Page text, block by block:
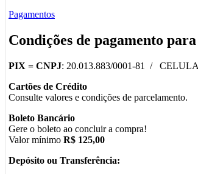
Pagamentos
Condições de pagamento
PIX = CNPJ: 20.013.883/0001-81 /
Cartões de Crédito
Consulte valores e condições de parcelamento.
Boleto Bancário
Gere o boleto ao concluir a compra!
Valor mínimo R$ 125,00
Depósito ou Transferência: